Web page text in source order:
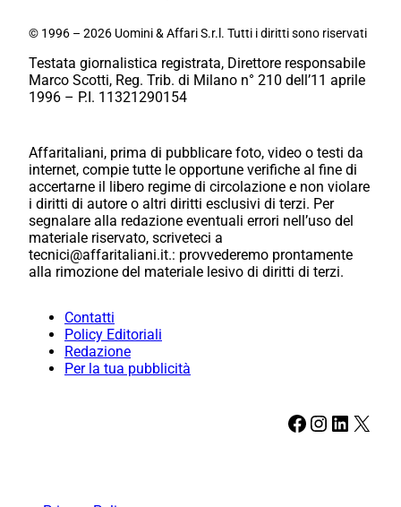
© 1996 – 2026 Uomini & Affari S.r.l. Tutti i diritti sono riservati
Testata giornalistica registrata, Direttore responsabile
Marco Scotti, Reg. Trib. di Milano n° 210 dell’11 aprile
1996 – P.I. 11321290154
Affaritaliani, prima di pubblicare foto, video o testi da
internet, compie tutte le opportune verifiche al fine di
accertarne il libero regime di circolazione e non violare
i diritti di autore o altri diritti esclusivi di terzi. Per
segnalare alla redazione eventuali errori nell’uso del
materiale riservato, scriveteci a
tecnici@affaritaliani.it.: provvederemo prontamente
alla rimozione del materiale lesivo di diritti di terzi.
Contatti
Policy Editoriali
Redazione
Per la tua pubblicità
Facebook Instagram LinkedIn X